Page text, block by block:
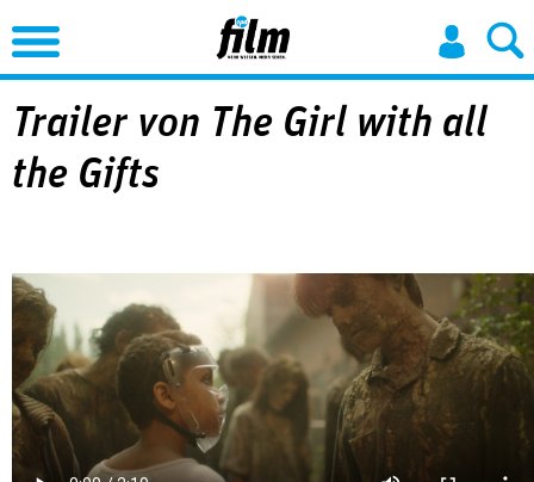
Jump to Navigation
Trailer von The Girl with all
the Gifts